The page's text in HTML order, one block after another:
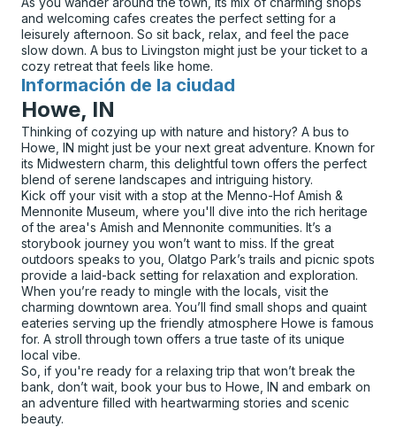
and welcoming cafes creates the perfect setting for a
leisurely afternoon. So sit back, relax, and feel the pace
slow down. A bus to Livingston might just be your ticket to a
cozy retreat that feels like home.
Información de la ciudad
para
Howe, IN
Thinking of cozying up with nature and history? A bus to
Howe, IN might just be your next great adventure. Known for
its Midwestern charm, this delightful town offers the perfect
blend of serene landscapes and intriguing history.
Kick off your visit with a stop at the Menno-Hof Amish &
Mennonite Museum, where you'll dive into the rich heritage
of the area's Amish and Mennonite communities. It’s a
storybook journey you won’t want to miss. If the great
outdoors speaks to you, Olatgo Park’s trails and picnic spots
provide a laid-back setting for relaxation and exploration.
When you’re ready to mingle with the locals, visit the
charming downtown area. You’ll find small shops and quaint
eateries serving up the friendly atmosphere Howe is famous
for. A stroll through town offers a true taste of its unique
local vibe.
So, if you're ready for a relaxing trip that won’t break the
bank, don’t wait, book your bus to Howe, IN and embark on
an adventure filled with heartwarming stories and scenic
beauty.